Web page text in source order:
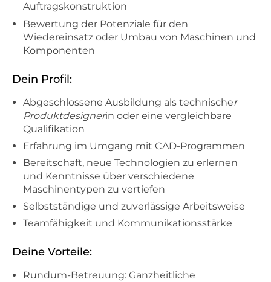
Auftragskonstruktion
Bewertung der Potenziale für den
Wiedereinsatz oder Umbau von Maschinen und
Komponenten
Dein Profil:
Abgeschlossene Ausbildung als technischer
Produktdesignerin oder eine vergleichbare
Qualifikation
Erfahrung im Umgang mit CAD-Programmen
Bereitschaft, neue Technologien zu erlernen
und Kenntnisse über verschiedene
Maschinentypen zu vertiefen
Selbstständige und zuverlässige Arbeitsweise
Teamfähigkeit und Kommunikationsstärke
Deine Vorteile:
Rundum-Betreuung: Ganzheitliche